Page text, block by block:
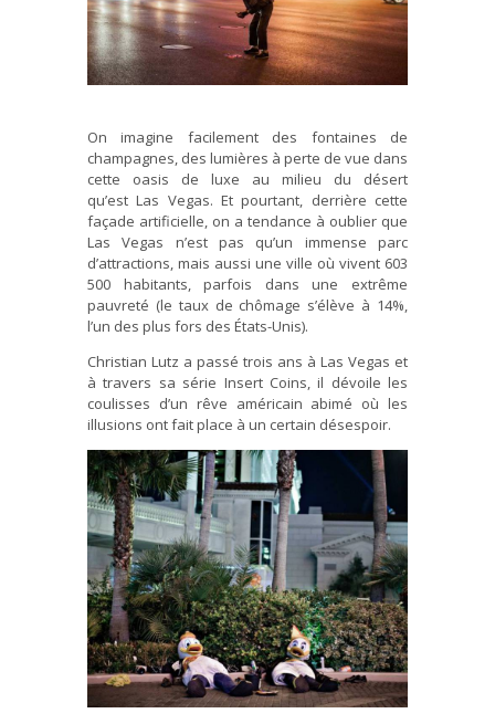
On imagine facilement des fontaines de
champagnes, des lumières à perte de vue dans
cette oasis de luxe au milieu du désert
qu’est Las Vegas. Et pourtant, derrière cette
façade artificielle, on a tendance à oublier que
Las Vegas n’est pas qu’un immense parc
d’attractions, mais aussi une ville où vivent 603
500 habitants, parfois dans une extrême
pauvreté (le taux de chômage s’élève à 14%,
l’un des plus fors des États-Unis).
Christian Lutz a passé trois ans à Las Vegas et
à travers sa série Insert Coins, il dévoile les
coulisses d’un rêve américain abimé où les
illusions ont fait place à un certain désespoir.